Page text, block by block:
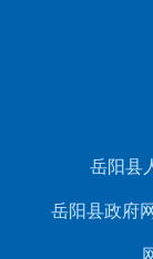
岳阳县
岳阳县政府